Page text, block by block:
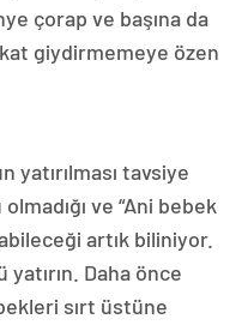
çorap ve başına da
giydirmemeye özen
yatırılması tavsiye
ve “Ani bebek
artık biliniyor.
Daha önce
sırt üstüne